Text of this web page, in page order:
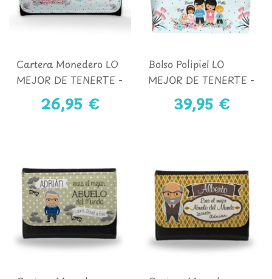
Cartera Monedero LO
MEJOR DE TENERTE -
ABUELA Y NIÑOS
26,95 €
Bolso Polipiel LO
MEJOR DE TENERTE -
ABUELA Y NIÑOS
39,95 €